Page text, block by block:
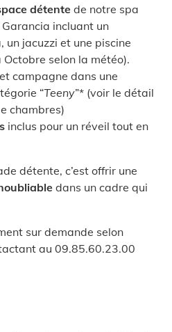
détente de notre spa
Garancia incluant un
un jacuzzi et une piscine
selon la météo).
campagne dans une
“Teeny”* (voir le détail
chambres)
inclus pour un réveil tout en
détente, c’est offrir une
dans un cadre qui
sur demande selon
au 09.85.60.23.00